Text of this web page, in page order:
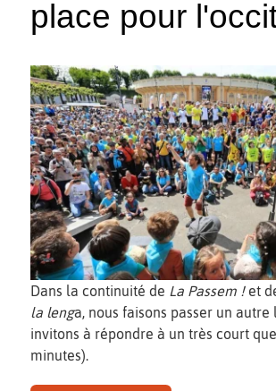
place pour
Dans la continuité de La Passem !et
la lenga, nous faisons passer un autre
invitons à répondre à un très court
minutes).